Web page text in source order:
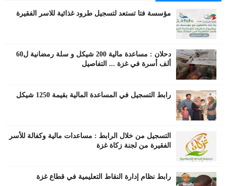
مؤسسة فتا تستعد لتسجيل طرود غذائية للاسر الفقيرة
دحلان : مساعدة مالية 200 شيكل و سلة رمضانية ل60
ألف أسرة في غزة ... التفاصيل
رابط التسجيل في المساعدة المالية بقيمة 1250 شيكل
التسجيل من خلال الرابط : مساعدات مالية وكفالة للأسر
الفقيرة من لجنة زكاة غزة
رابط نظام إدارة النقاط التعليمية في قطاع غزة